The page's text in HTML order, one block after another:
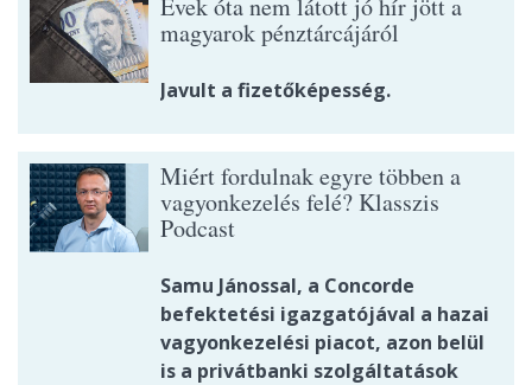
Évek óta nem látott jó hír jött a
magyarok pénztárcájáról
Javult a fizetőképesség.
Miért fordulnak egyre többen a
vagyonkezelés felé? Klasszis
Podcast
Samu Jánossal, a Concorde
befektetési igazgatójával a hazai
vagyonkezelési piacot, azon belül
is a privátbanki szolgáltatások